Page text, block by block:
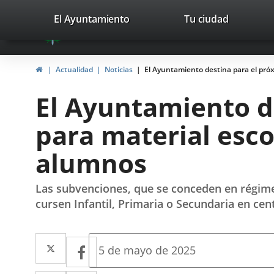
Portal
Web
del
Valladolid
avaTop
valladolid.es
El Ayuntamiento Tu ciudad
InicioActualidad Noticias El Ayuntamiento destina para el
El Ayuntamiento
para material
alumnos
Las subvenciones, que se conceden en
cursen Infantil, Primaria o Secundaria en
Twitter
Enlace
a
Facebook
Enlace
a
Fecha
5 de mayo de 2025